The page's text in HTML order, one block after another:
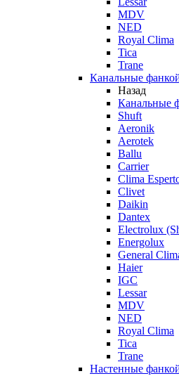
MDV
NED
Royal Clima
Tica
Trane
Канальные
Назад
Канальные
Shuft
Aeronik
Aerotek
Ballu
Carrier
Clima
Clivet
Daikin
Dantex
Electrolux
Energolux
General
Haier
IGC
Lessar
MDV
NED
Royal Clima
Tica
Trane
Настенные